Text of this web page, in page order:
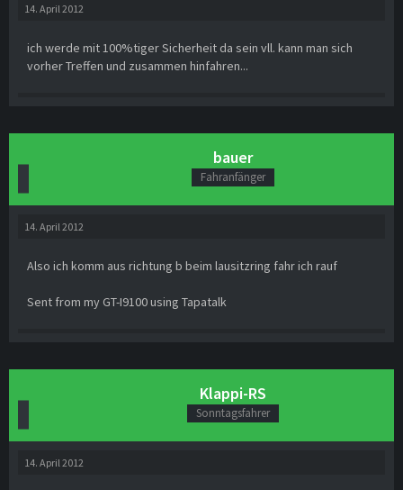
14. April 2012
ich werde mit 100%tiger Sicherheit da sein vll. kann man sich
vorher Treffen und zusammen hinfahren...
bauer
Fahranfänger
14. April 2012
Also ich komm aus richtung b beim lausitzring fahr ich rauf
Sent from my GT-I9100 using Tapatalk
Klappi-RS
Sonntagsfahrer
14. April 2012